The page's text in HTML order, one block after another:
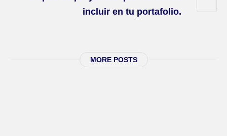
incluir en tu portafolio.
MORE POSTS